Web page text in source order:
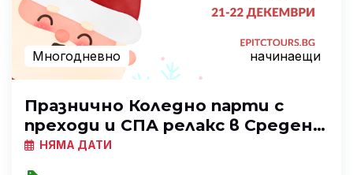
Многодневно начинаещи
Празнично Коледно парти с
преходи и СПА релакс в Среден
Пирин
НЯМА ДАТИ